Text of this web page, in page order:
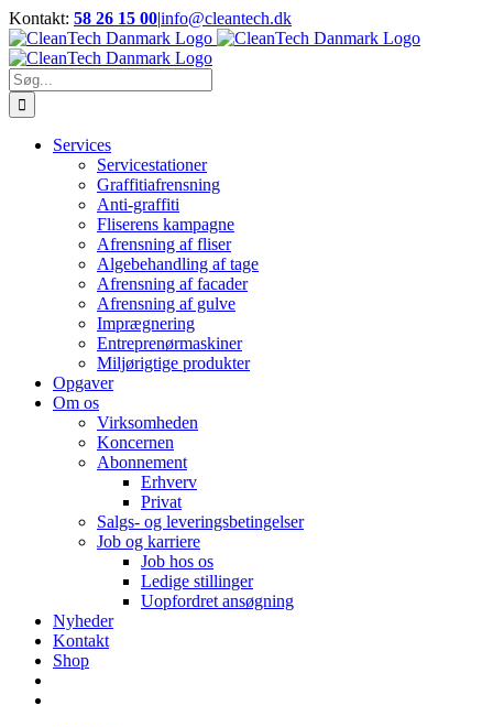
Skip
to
content
Kontakt: 58 26 15 00|info@cleantech.dk
Facebook
LinkedIn
YouTube
Søg
efter:
Services
Servicestationer
Graffitiafrensning
Anti-graffiti
Fliserens kampagne
Afrensning af fliser
Algebehandling af tage
Afrensning af facader
Afrensning af gulve
Imprægnering
Entreprenørmaskiner
Miljørigtige produkter
Opgaver
Om os
Virksomheden
Koncernen
Abonnement
Erhverv
Privat
Salgs- og leveringsbetingelser
Job og karriere
Job hos os
Ledige stillinger
Uopfordret ansøgning
Nyheder
Kontakt
Shop